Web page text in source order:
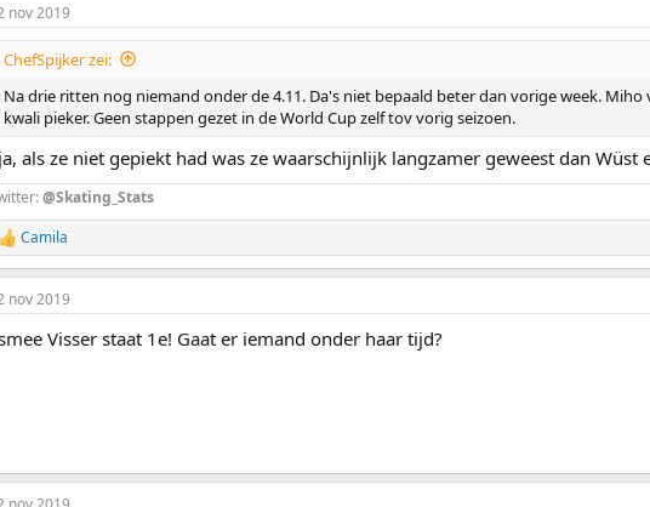
nov 2019
ChefSpijker zei:
Na drie ritten nog niemand onder de 4.11. Da's niet bepaald beter dan vorige week.
kwali pieker. Geen stappen gezet in de World Cup zelf tov vorig seizoen.
als ze niet gepiekt had was ze waarschijnlijk langzamer geweest dan
@Skating_Stats
R
Camila
nov 2019
Visser staat 1e! Gaat er iemand onder haar tijd?